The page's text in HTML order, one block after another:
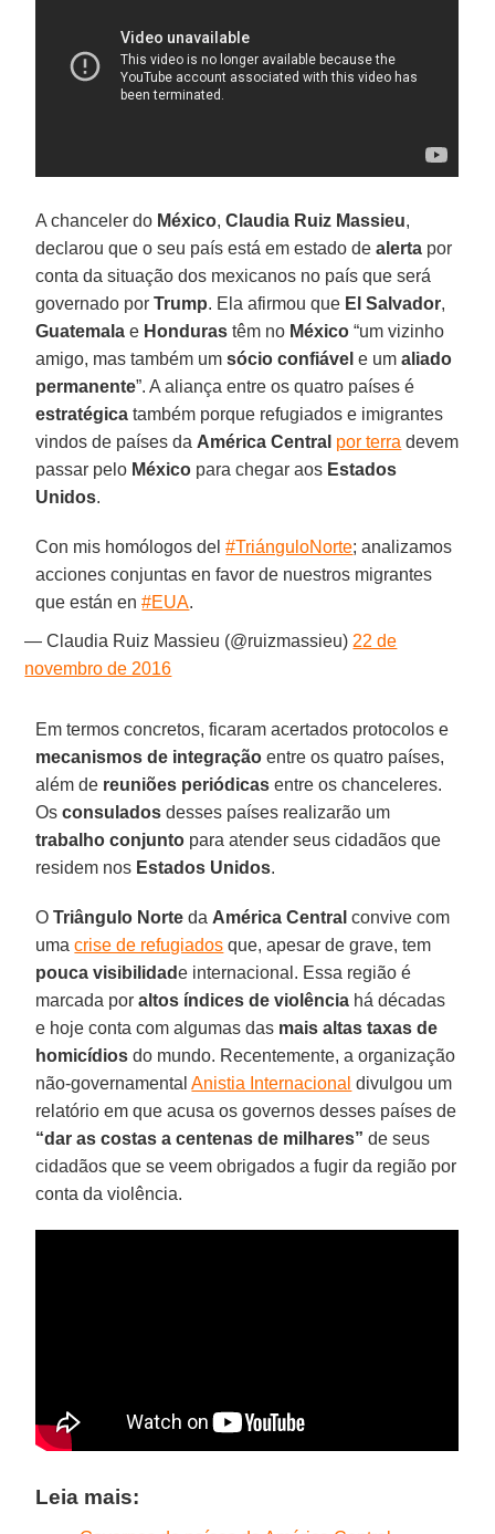
A chanceler do México,Claudia Ruiz Massieu,
declarou que o seu país está em estado dealerta por
conta da situação dos mexicanos no país que será
governado porTrump. Ela afirmou que El Salvador,
Guatemala e Honduras têm no México “um vizinho
amigo, mas também umsócio confiável e umaliado
permanente”. A aliança entre os quatro países é
estratégica também porque refugiados e imigrantes
vindos de países da América Central por terra devem
passar pelo México para chegar aos Estados
Unidos.
Con mis homólogos del#TriánguloNorte; analizamos
acciones conjuntas en favor de nuestros migrantes
que están en#EUA.
— Claudia Ruiz Massieu (@ruizmassieu) 22 de
novembro de 2016
Em termos concretos, ficaram acertados protocolos e
mecanismos de integração entre os quatro países,
além de reuniões periódicas entre os chanceleres.
Osconsulados desses países realizarão um
trabalho conjunto para atender seus cidadãos que
residem nos Estados Unidos.
OTriângulo Norte da América Central convive com
umacrise de refugiados que, apesar de grave, tem
pouca visibilidade internacional. Essa região é
marcada poraltos índices de violência há décadas
e hoje conta com algumas das mais altas taxas de
homicídios do mundo. Recentemente, a organização
não-governamentalAnistia Internacional divulgou um
relatório em que acusa os governos desses países de
“dar as costas a centenas de milhares” de seus
cidadãos que se veem obrigados a fugir da região por
conta da violência.
Leia mais: